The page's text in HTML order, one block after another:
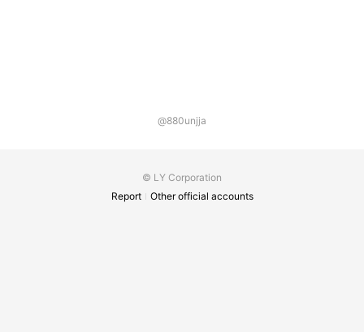
@880unjja
© LY Corporation
Report
Other official accounts